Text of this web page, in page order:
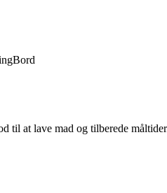
Bord
til at lave mad og tilberede